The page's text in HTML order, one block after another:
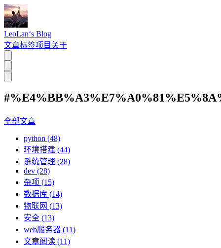
LeoLan‘s Blog
文章标签项目 关于
全部文章
python (48)
环境搭建 (44)
系统管理 (28)
dev (28)
杂项 (15)
数据库 (14)
物联网 (13)
安全 (13)
web服务器 (11)
文章阅读 (11)